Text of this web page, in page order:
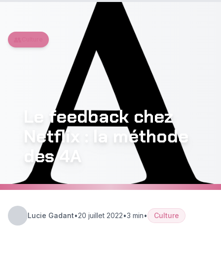
Aller au contenu principal
Le feedback chez
Netflix : la méthode
des 4A
Lucie Gadant•20 juillet 2022•3 min• Culture